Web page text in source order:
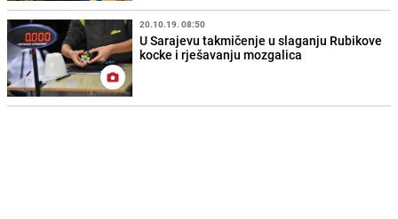
20.10.19. 08:50
U Sarajevu takmičenje u slaganju Rubikove
kocke i rješavanju mozgalica